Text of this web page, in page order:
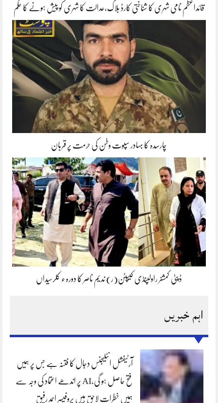
قائداعظم نامی شہری کا شناختی کارڈ بلاک،عدالت کا شہری کو پیش ہونے کا حکم
چارسدہ کا بہادر سپوت وطن کی حرمت پر قربان
ڈپٹی کمشنر راولپنڈی کیپٹن(ر) ندیم ناصر کا دورہء کلرسیداں
اہم خبریں
آرٹیفشل انٹلیجنس دجال کا فتنہ ہے جس پر ہمیں
فتح حاصل ہو گی،AI پر اندھے اعتماد کی وجہ سے
ہمیں خطرات لاحق ہیں پروفیسر احمد رفیق